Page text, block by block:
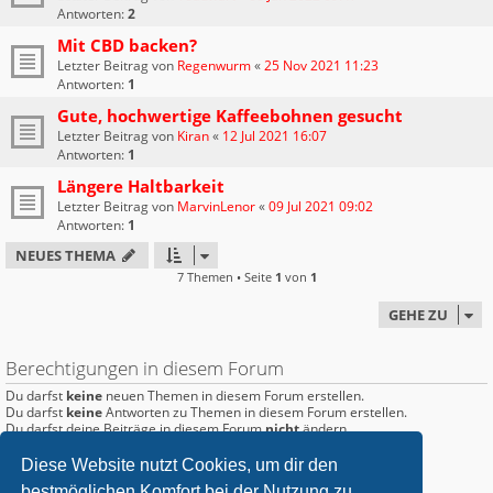
Diese Website nutzt Cookies, um dir den
Antworten:2
Mit CBD backen?
Letzter Beitrag von Regenwurm«25 Nov 2021 11:23
Antworten: 1
Gute, hochwertige Kaffeebohnen gesucht
Letzter Beitrag von Kiran« 12 Jul 2021 16:07
Antworten: 1
Längere Haltbarkeit
Letzter Beitrag von MarvinLenor«09 Jul 2021 09:02
Antworten: 1
NEUES THEMA
7 Themen • Seite 1 von 1
GEHE ZU
Berechtigungen in diesem Forum
Du darfst keine neuen Themen in diesem Forum erstellen.
Du darfst keineAntworten zu Themen in diesem Forum erstellen.
Du darfst deine Beiträge in diesem Forumnichtändern.
Du darfstkeineDateianhänge in diesem Forum erstellen.